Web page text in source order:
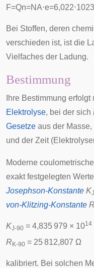
F=Qn=NA⋅e=6,022⋅1023
Bei Stoffen, deren
verschieden ist, ist die
Vielfaches der Ladung.
Bestimmung
Ihre Bestimmung erfolgt
Elektrolyse, bei der sich
Gesetze aus der Masse,
und der Zeit
Moderne
exakt festgelegten
Josephson-Konstante K
von-Klitzing-Konstante R
KJ-90 = 4,835 979 × 1014
R K-90 = 25 812,807 Ω
kalibriert. Bei solchen